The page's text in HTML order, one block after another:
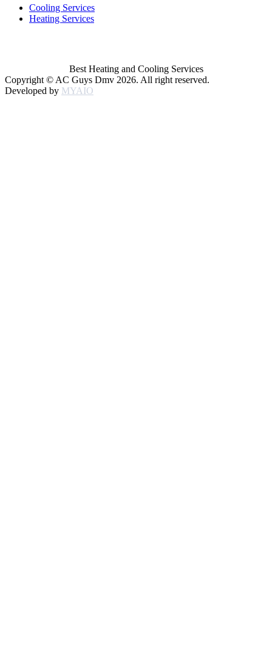
Cooling Services
Heating Services
Best Heating and Cooling Services
Copyright © AC Guys Dmv 2026. All right reserved.
Developed by MYAIO